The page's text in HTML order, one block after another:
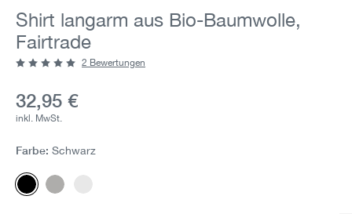
Shirt langarm aus Bio-Baumwolle,
Fairtrade
Aktueller Preis:
32,95 €
inkl. MwSt.
2 Bewertungen
Farbe: Schwarz
SchwarzGrau-Melange